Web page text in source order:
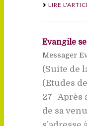
LIRE
Evangile
Messager
(Suite de
(Etudes
27 Après
de sa